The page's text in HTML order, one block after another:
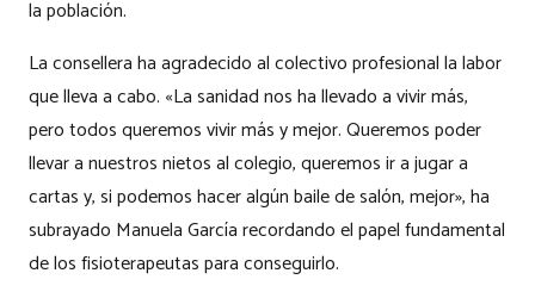
la población.
La consellera ha agradecido al colectivo profesional la labor
que lleva a cabo. «La sanidad nos ha llevado a vivir más,
pero todos queremos vivir más y mejor. Queremos poder
llevar a nuestros nietos al colegio, queremos ir a jugar a
cartas y, si podemos hacer algún baile de salón, mejor», ha
subrayado Manuela García recordando el papel fundamental
de los fisioterapeutas para conseguirlo.